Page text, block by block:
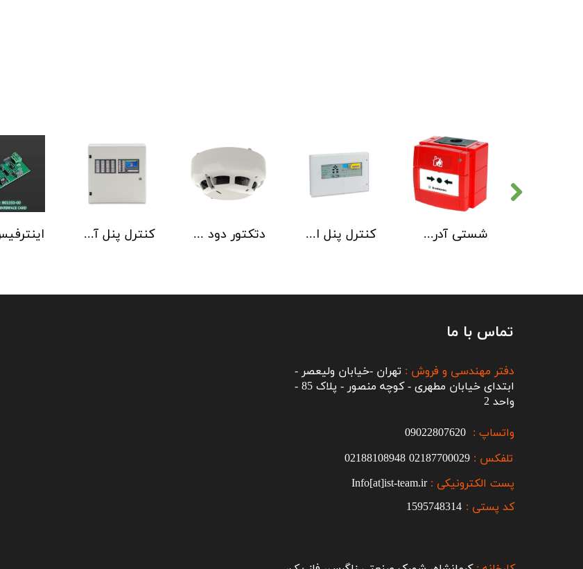
کنترل پنل آدرس پذیر C-TEC سری ZFP یک تا 4 لوپ کابینت استاندارد دتکتور دود آدرس پذیر هوچیکی Hochiki مدل ALN-EN SCI کنترل پنل اطفاء حریق C-TEC EP203 شستی آدرس پذیر ضد آب هوچیکی Hochiki مدل HCP-W SCI
تماس با ما
تلفکس : 02187700029
02188108948
پست الکترونیکی :Info[at]ist-team.ir
واتساپ :
دفتر مهندسی و فروش : تهران -خیابان ولیعصر -
ابتدای خیابان مطهری - کوچه منصور - پلاک 85 -
واحد 2
کد پستی : 1595748314